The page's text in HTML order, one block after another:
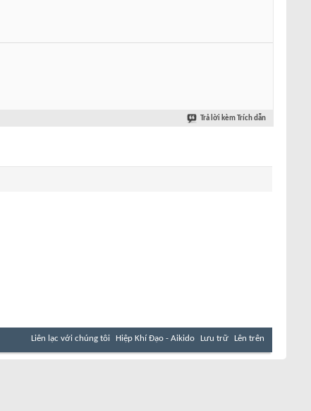
Trả lời kèm Trích dẫn
Liên lạc với chúng tôi Hiệp Khí Đạo - Aikido Lưu trữ Lên trên